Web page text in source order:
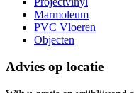
Marmoleum
PVC Vloeren
Objecten
Advies op locatie